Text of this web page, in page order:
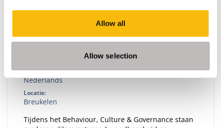
Allow all
Allow selection
Taal:
Nederlands
Locatie:
Breukelen
Tijdens het Behaviour, Culture & Governance staan